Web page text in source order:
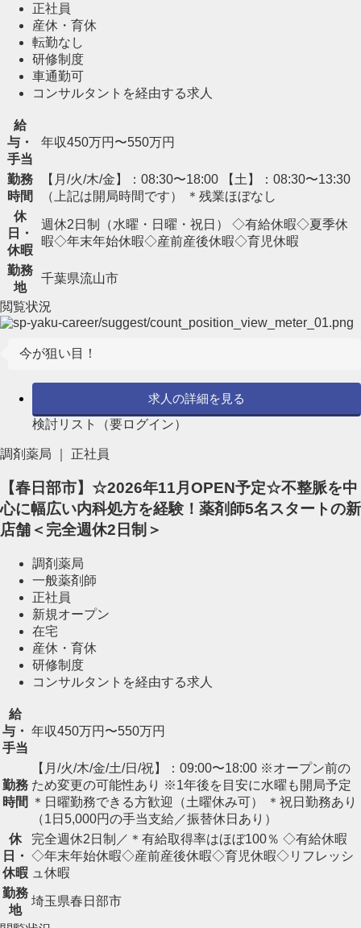
正社員
産休・育休
転勤なし
研修制度
車通勤可
コンサルタントを経由する求人
給
与・
手当
年収450万円〜550万円
勤務
時間
【月/火/木/金】：08:30〜18:00 【土】：08:30〜13:30
（上記は開局時間です） ＊残業ほぼなし
休
日・
休暇
週休2日制（水曜・日曜・祝日） ◇有給休暇◇夏季休
暇◇年末年始休暇◇産前産後休暇◇育児休暇
勤務
地
千葉県流山市
閲覧状況
今が狙い目！
求人の詳細を見る
検討リスト（要ログイン）
調剤薬局 ｜ 正社員
【春日部市】☆2026年11月OPEN予定☆不整脈を中
心に幅広い内科処方を経験！薬剤師5名スタートの新
店舗＜完全週休2日制＞
調剤薬局
一般薬剤師
正社員
新規オープン
在宅
産休・育休
研修制度
コンサルタントを経由する求人
給
与・
手当
年収450万円〜550万円
勤務
時間
【月/火/木/金/土/日/祝】：09:00〜18:00 ※オープン前の
ため変更の可能性あり ※1年後を目安に水曜も開局予定
＊日曜勤務できる方歓迎（土曜休み可） ＊祝日勤務あり
（1日5,000円の手当支給／振替休日あり）
休
日・
休暇
完全週休2日制／＊有給取得率はほぼ100％ ◇有給休暇
◇年末年始休暇◇産前産後休暇◇育児休暇◇リフレッシ
ュ休暇
勤務
地
埼玉県春日部市